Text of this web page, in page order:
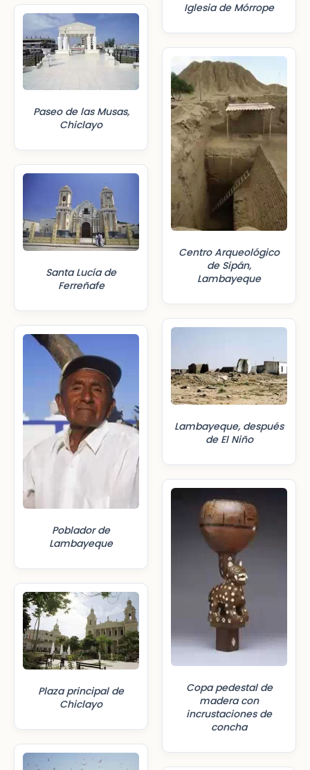
Paseo de las Musas,
Chiclayo
Santa Lucía de
Ferreñafe
Poblador de
Lambayeque
Plaza principal de
Chiclayo
Iglesia de Mórrope
Centro Arqueológico
de Sipán,
Lambayeque
Lambayeque, después
de El Niño
Copa pedestal de
madera con
incrustaciones de
concha